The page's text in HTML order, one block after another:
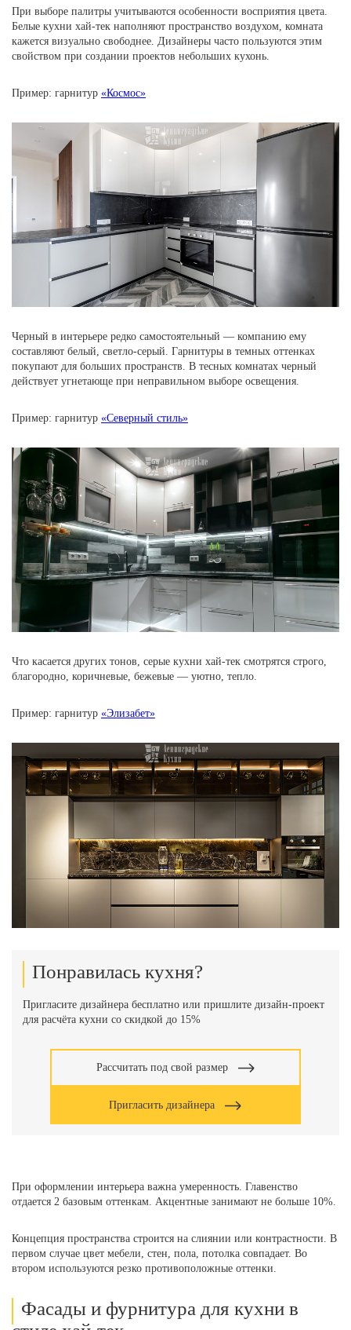
При выборе палитры учитываются особенности восприятия цвета.
Белые кухни хай-тек наполняют пространство воздухом, комната
кажется визуально свободнее. Дизайнеры часто пользуются этим
свойством при создании проектов небольших кухонь.
Пример: гарнитур «Космос»
Черный в интерьере редко самостоятельный — компанию ему
составляют белый, светло-серый. Гарнитуры в темных оттенках
покупают для больших пространств. В тесных комнатах черный
действует угнетающе при неправильном выборе освещения.
Пример: гарнитур «Северный стиль»
Что касается других тонов, серые кухни хай-тек смотрятся строго,
благородно, коричневые, бежевые — уютно, тепло.
Пример: гарнитур «Элизабет»
Понравилась кухня?
Пригласите дизайнера бесплатно или пришлите дизайн-проект
для расчёта кухни со скидкой до 15%
Рассчитать под свой размер
Пригласить дизайнера
При оформлении интерьера важна умеренность. Главенство
отдается 2 базовым оттенкам. Акцентные занимают не больше 10%.
Концепция пространства строится на слиянии или контрастности. В
первом случае цвет мебели, стен, пола, потолка совпадает. Во
втором используются резко противоположные оттенки.
Фасады и фурнитура для кухни в